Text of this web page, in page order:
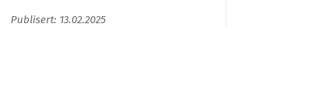
Publisert: 13.02.2025